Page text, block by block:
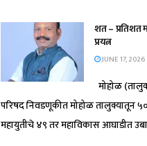
शत – प्रतिशत
प्रयत्न
JUNE 17, 2026
मोहोळ
परिषद निवडणूकीत मोहोळ तालुक्यातून
महायुतीचे ४९ तर महाविकास आघाडीत